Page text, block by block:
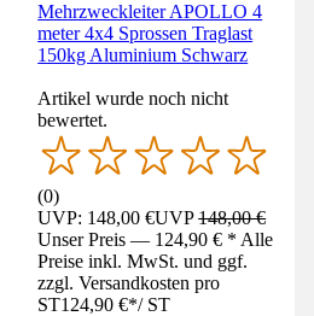
Mehrzweckleiter APOLLO 4
meter 4x4 Sprossen Traglast
150kg Aluminium Schwarz
Artikel wurde noch nicht
bewertet.
(0)
UVP: 148,00 €UVP148,00 €
Unser Preis — 124,90 € * Alle
Preise inkl. MwSt. und ggf.
zzgl. Versandkosten pro
ST124,90 €*/ ST